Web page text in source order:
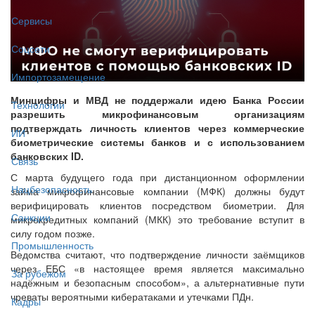
Сервисы
Соцсети
Импортозамещение
Технологии
ИИ
Связь
Нацбезопасность
Санкции
Промышленность
За рубежом
Кадры
Минцифры и МВД не поддержали идею Банка России
разрешить микрофинансовым организациям
подтверждать личность клиентов через коммерческие
биометрические системы банков и с использованием
банковских ID.
С марта будущего года при дистанционном оформлении
займа микрофинансовые компании (МФК) должны будут
верифицировать клиентов посредством биометрии. Для
микрокредитных компаний (МКК) это требование вступит в
силу годом позже.
Ведомства считают, что подтверждение личности заёмщиков
через ЕБС «в настоящее время является максимально
надёжным и безопасным способом», а альтернативные пути
чреваты вероятными кибератаками и утечками ПДн.